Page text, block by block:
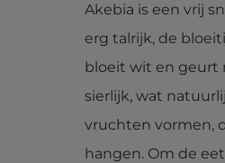
Akebia is een vrij
erg talrijk, de
bloeit wit en geurt
sierlijk, wat
vruchten vormen,
hangen. Om de